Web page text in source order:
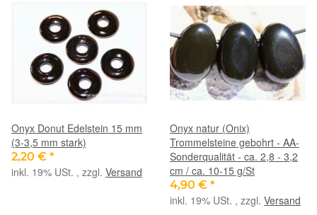
Onyx Donut Edelstein 15 mm
(3-3,5 mm stark)
2,20 € *
inkl. 19% USt. , zzgl. Versand
Onyx natur (Onix)
Trommelsteine gebohrt - AA-
Sonderqualität - ca. 2,8 - 3,2
cm / ca. 10-15 g/St
4,90 € *
inkl. 19% USt. , zzgl. Versand